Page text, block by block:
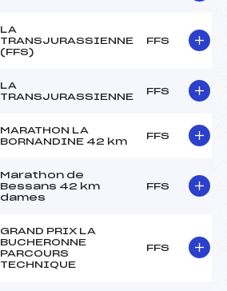
LA
TRANSJURASSIENNE
(FFS)
FFS
LA
TRANSJURASSIENNE
FFS
MARATHON LA
BORNANDINE 42 km
FFS
Marathon de
Bessans 42 km
dames
FFS
GRAND PRIX LA
BUCHERONNE
PARCOURS
TECHNIQUE
FFS